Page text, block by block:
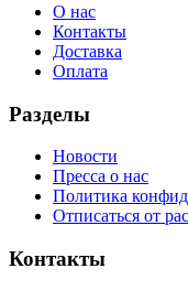
О нас
Контакты
Доставка
Оплата
Разделы
Новости
Пресса о нас
Политика
Отписаться от
Контакты